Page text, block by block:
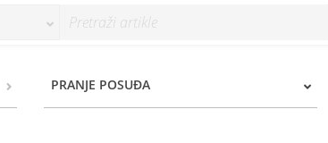
PRANJE POSUĐA